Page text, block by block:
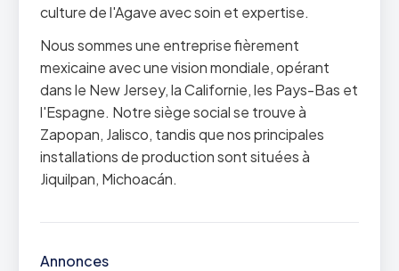
culture de l'Agave avec soin et expertise.
Nous sommes une entreprise fièrement
mexicaine avec une vision mondiale, opérant
dans le New Jersey, la Californie, les Pays-Bas et
l'Espagne. Notre siège social se trouve à
Zapopan, Jalisco, tandis que nos principales
installations de production sont situées à
Jiquilpan, Michoacán.
Annonces